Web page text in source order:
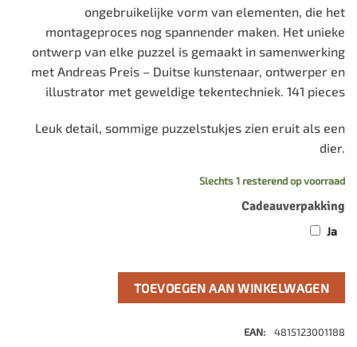
ongebruikelijke vorm van elementen, die het
montageproces nog spannender maken. Het unieke
ontwerp van elke puzzel is gemaakt in samenwerking
met Andreas Preis – Duitse kunstenaar, ontwerper en
illustrator met geweldige tekentechniek. 141 pieces
Leuk detail, sommige puzzelstukjes zien eruit als een
dier.
Slechts 1 resterend op voorraad
Cadeauverpakking
Ja
TOEVOEGEN AAN WINKELWAGEN
EAN:
4815123001188